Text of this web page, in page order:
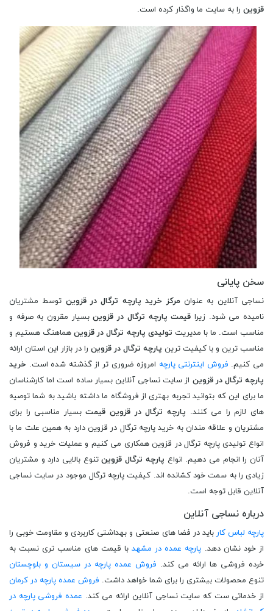
قزوین را به سایت ما واگذار کرده است.
سخن پایانی
نساجی آنلاین به عنوان مرکز خرید پارچه ترگال در قزوین توسط مشتریان
نامیده می شود. زیرا قیمت پارچه ترگال در قزوینبسیار مقرون به صرفه و
مناسب است. ما با مدیریت تولیدی پارچه ترگال در قزوینهماهنگ هستیم و
مناسب ترین و با کیفیت ترین پارچه ترگال در قزوین را در بازار این استان ارائه
می کنیم. فروش اینترنتی پارچه امروزه ضروری تر از گذشته شده است. خرید
پارچه ترگال در قزوین از سایت نساجی آنلاین بسیار ساده است اما کارشناسان
ما برای این که بتوانید تجربه بهتری از فروشگاه ما داشته باشید به شما توصیه
های لازم را می کنند. پارچه ترگال در قزوین قیمتبسیار مناسبی را برای
مشتریان و علاقه مندان به خرید پارچه ترگال در قزوین دارد به همین علت ما با
انواع تولیدی پارچه ترگال در قزوین همکاری می کنیم و عملیات خرید و فروش
آنان را انجام می دهیم. انواع پارچه ترگال قزوینتنوع بالایی دارد و مشتریان
زیادی را به سمت خود کشانده اند. کیفیت پارچه ترگال موجود در سایت نساجی
آنلاین قابل توجه است.
درباره نساجی آنلاین
پارچه لباس کار باید در فضا های صنعتی و بهداشتی کاربردی و مقاومت خوبی را
از خود نشان دهد. پارچه عمده در مشهد با قیمت های مناسب تری نسبت به
خرده فروشی ها ارائه می کند. فروش عمده پارچه در سیستان و بلوچستان
تنوع محصولات بیشتری را برای شما خواهد داشت. فروش عمده پارچه در کرمان
از خدماتی ست که سایت نساجی آنلاین ارائه می کند. عمده فروشی پارچه در